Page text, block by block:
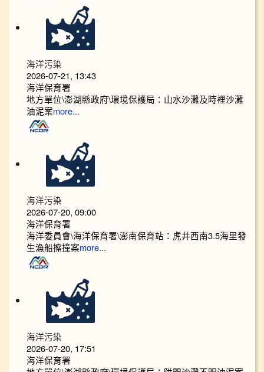
海洋污染
2026-07-21, 13:43
海洋保育署
地方單位\澎湖縣政府\環境保護局：山水沙灘及時裡沙灘
油泥案more...
海洋污染
2026-07-20, 09:00
海洋保育署
海洋委員會\海洋保育署\澎南保育站：虎井西南3.5海里發
生漁船擦撞案more...
海洋污染
2026-07-20, 17:51
海洋保育署